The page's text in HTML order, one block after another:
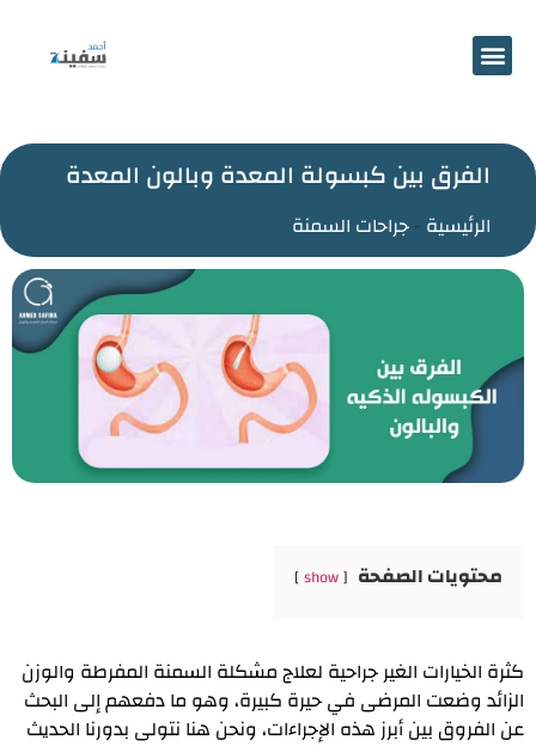
الفرق بين كبسولة المعدة وبالون المعدة
الرئيسية -جراحات السمنة
محتويات الصفحة show
كثرة الخيارات الغير جراحية لعلاج مشكلة السمنة المفرطة والوزن
الزائد وضعت المرضى في حيرة كبيرة، وهو ما دفعهم إلى البحث
عن الفروق بين أبرز هذه الإجراءات، ونحن هنا نتولى بدورنا الحديث